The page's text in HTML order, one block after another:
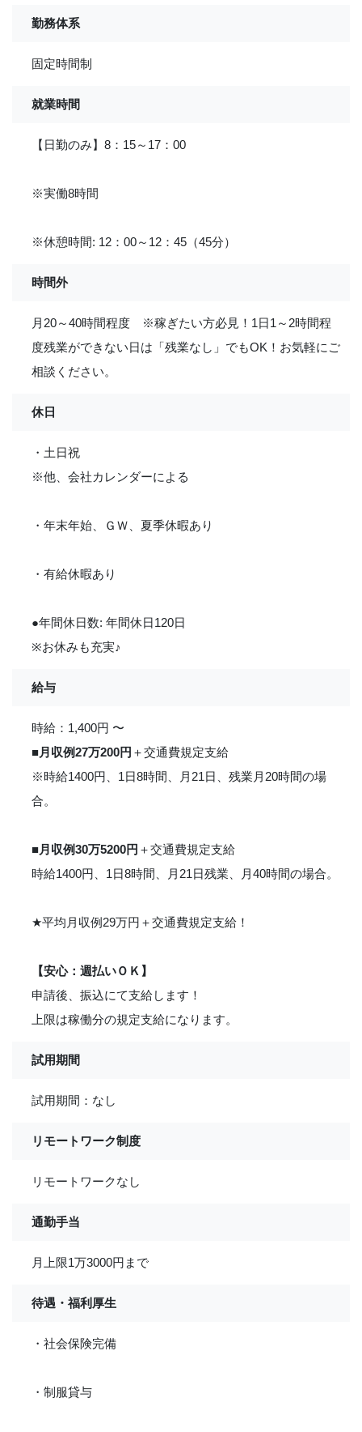
勤務体系
固定時間制
就業時間
【日勤のみ】8：15～17：00
※実働8時間
※休憩時間: 12：00～12：45（45分）
時間外
月20～40時間程度 ※稼ぎたい方必見！1日1～2時間程
度残業ができない日は「残業なし」でもOK！お気軽にご
相談ください。
休日
・土日祝
※他、会社カレンダーによる
・年末年始、ＧＷ、夏季休暇あり
・有給休暇あり
●年間休日数: 年間休日120日
※お休みも充実♪
給与
時給：1,400円 〜
■月収例27万200円 ＋交通費規定支給
※時給1400円、1日8時間、月21日、残業月20時間の場
合。
■月収例30万5200円 ＋交通費規定支給
時給1400円、1日8時間、月21日残業、月40時間の場合。
★平均月収例29万円＋交通費規定支給！
【安心：週払いＯＫ】
申請後、振込にて支給します！
上限は稼働分の規定支給になります。
試用期間
試用期間：なし
リモートワーク制度
リモートワークなし
通勤手当
月上限1万3000円まで
待遇・福利厚生
・社会保険完備
・制服貸与